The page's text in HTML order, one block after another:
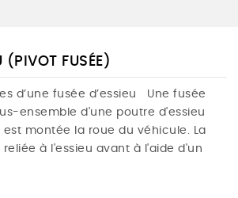
(PIVOT FUSÉE)
d’une fusée d’essieu Une fusée
ensemble d'une poutre d'essieu
montée la roue du véhicule. La
à l'essieu avant à l'aide d'un